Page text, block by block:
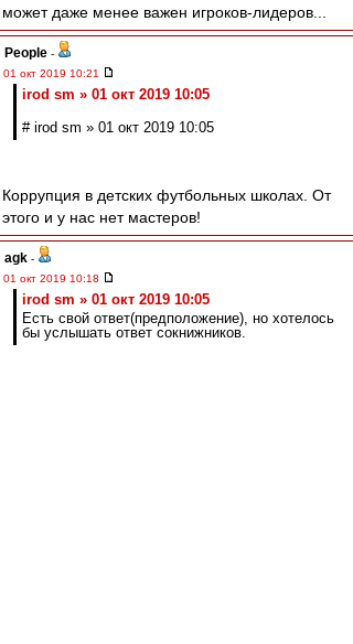
может даже менее важен игроков-лидеров...
People -
01 окт 2019 10:21
irod sm » 01 окт 2019 10:05
# irod sm » 01 окт 2019 10:05
Коррупция в детских футбольных школах. От
этого и у нас нет мастеров!
agk -
01 окт 2019 10:18
irod sm » 01 окт 2019 10:05
Есть свой ответ(предположение), но хотелось
бы услышать ответ сокнижников.